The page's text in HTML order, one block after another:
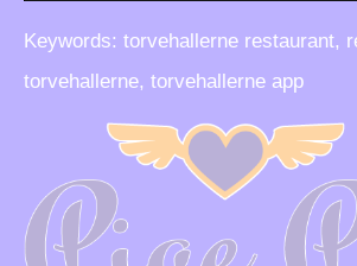
Keywords: torvehallerne restaurant,
torvehallerne, torvehallerne app